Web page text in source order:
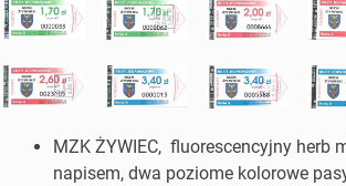
MZK ŻYWIEC, fluorescencyjny herb
napisem, dwa poziome kolorowe